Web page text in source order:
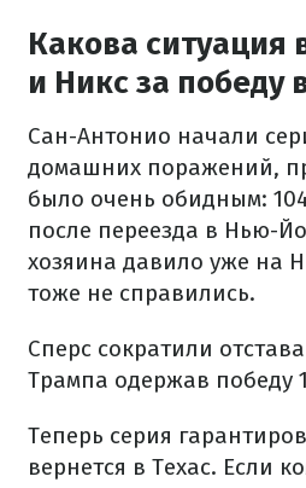
Какова ситуация
и Никс за победу
Сан-Антонио начали
домашних поражений,
было очень обидным:
после переезда в Нью-
хозяина давило уже на
тоже не справились.
Сперс сократили
Трампа одержав победу
Теперь серия
вернется в Техас. Если